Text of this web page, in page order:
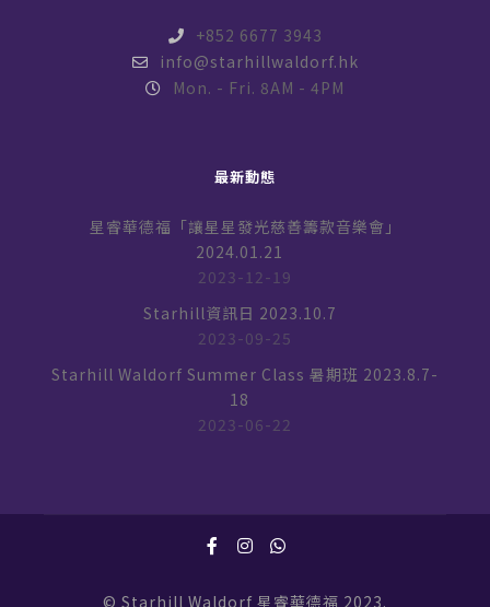
+852 6677 3943
info@starhillwaldorf.hk
Mon. - Fri. 8AM - 4PM
最新動態
星睿華德福「讓星星發光慈善籌款音樂會」
2024.01.21
2023-12-19
Starhill資訊日 2023.10.7
2023-09-25
Starhill Waldorf Summer Class 暑期班 2023.8.7-
18
2023-06-22
© Starhill Waldorf 星睿華德福 2023.